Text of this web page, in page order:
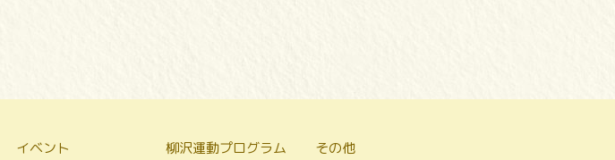
イベント 柳沢運動プログラム その他